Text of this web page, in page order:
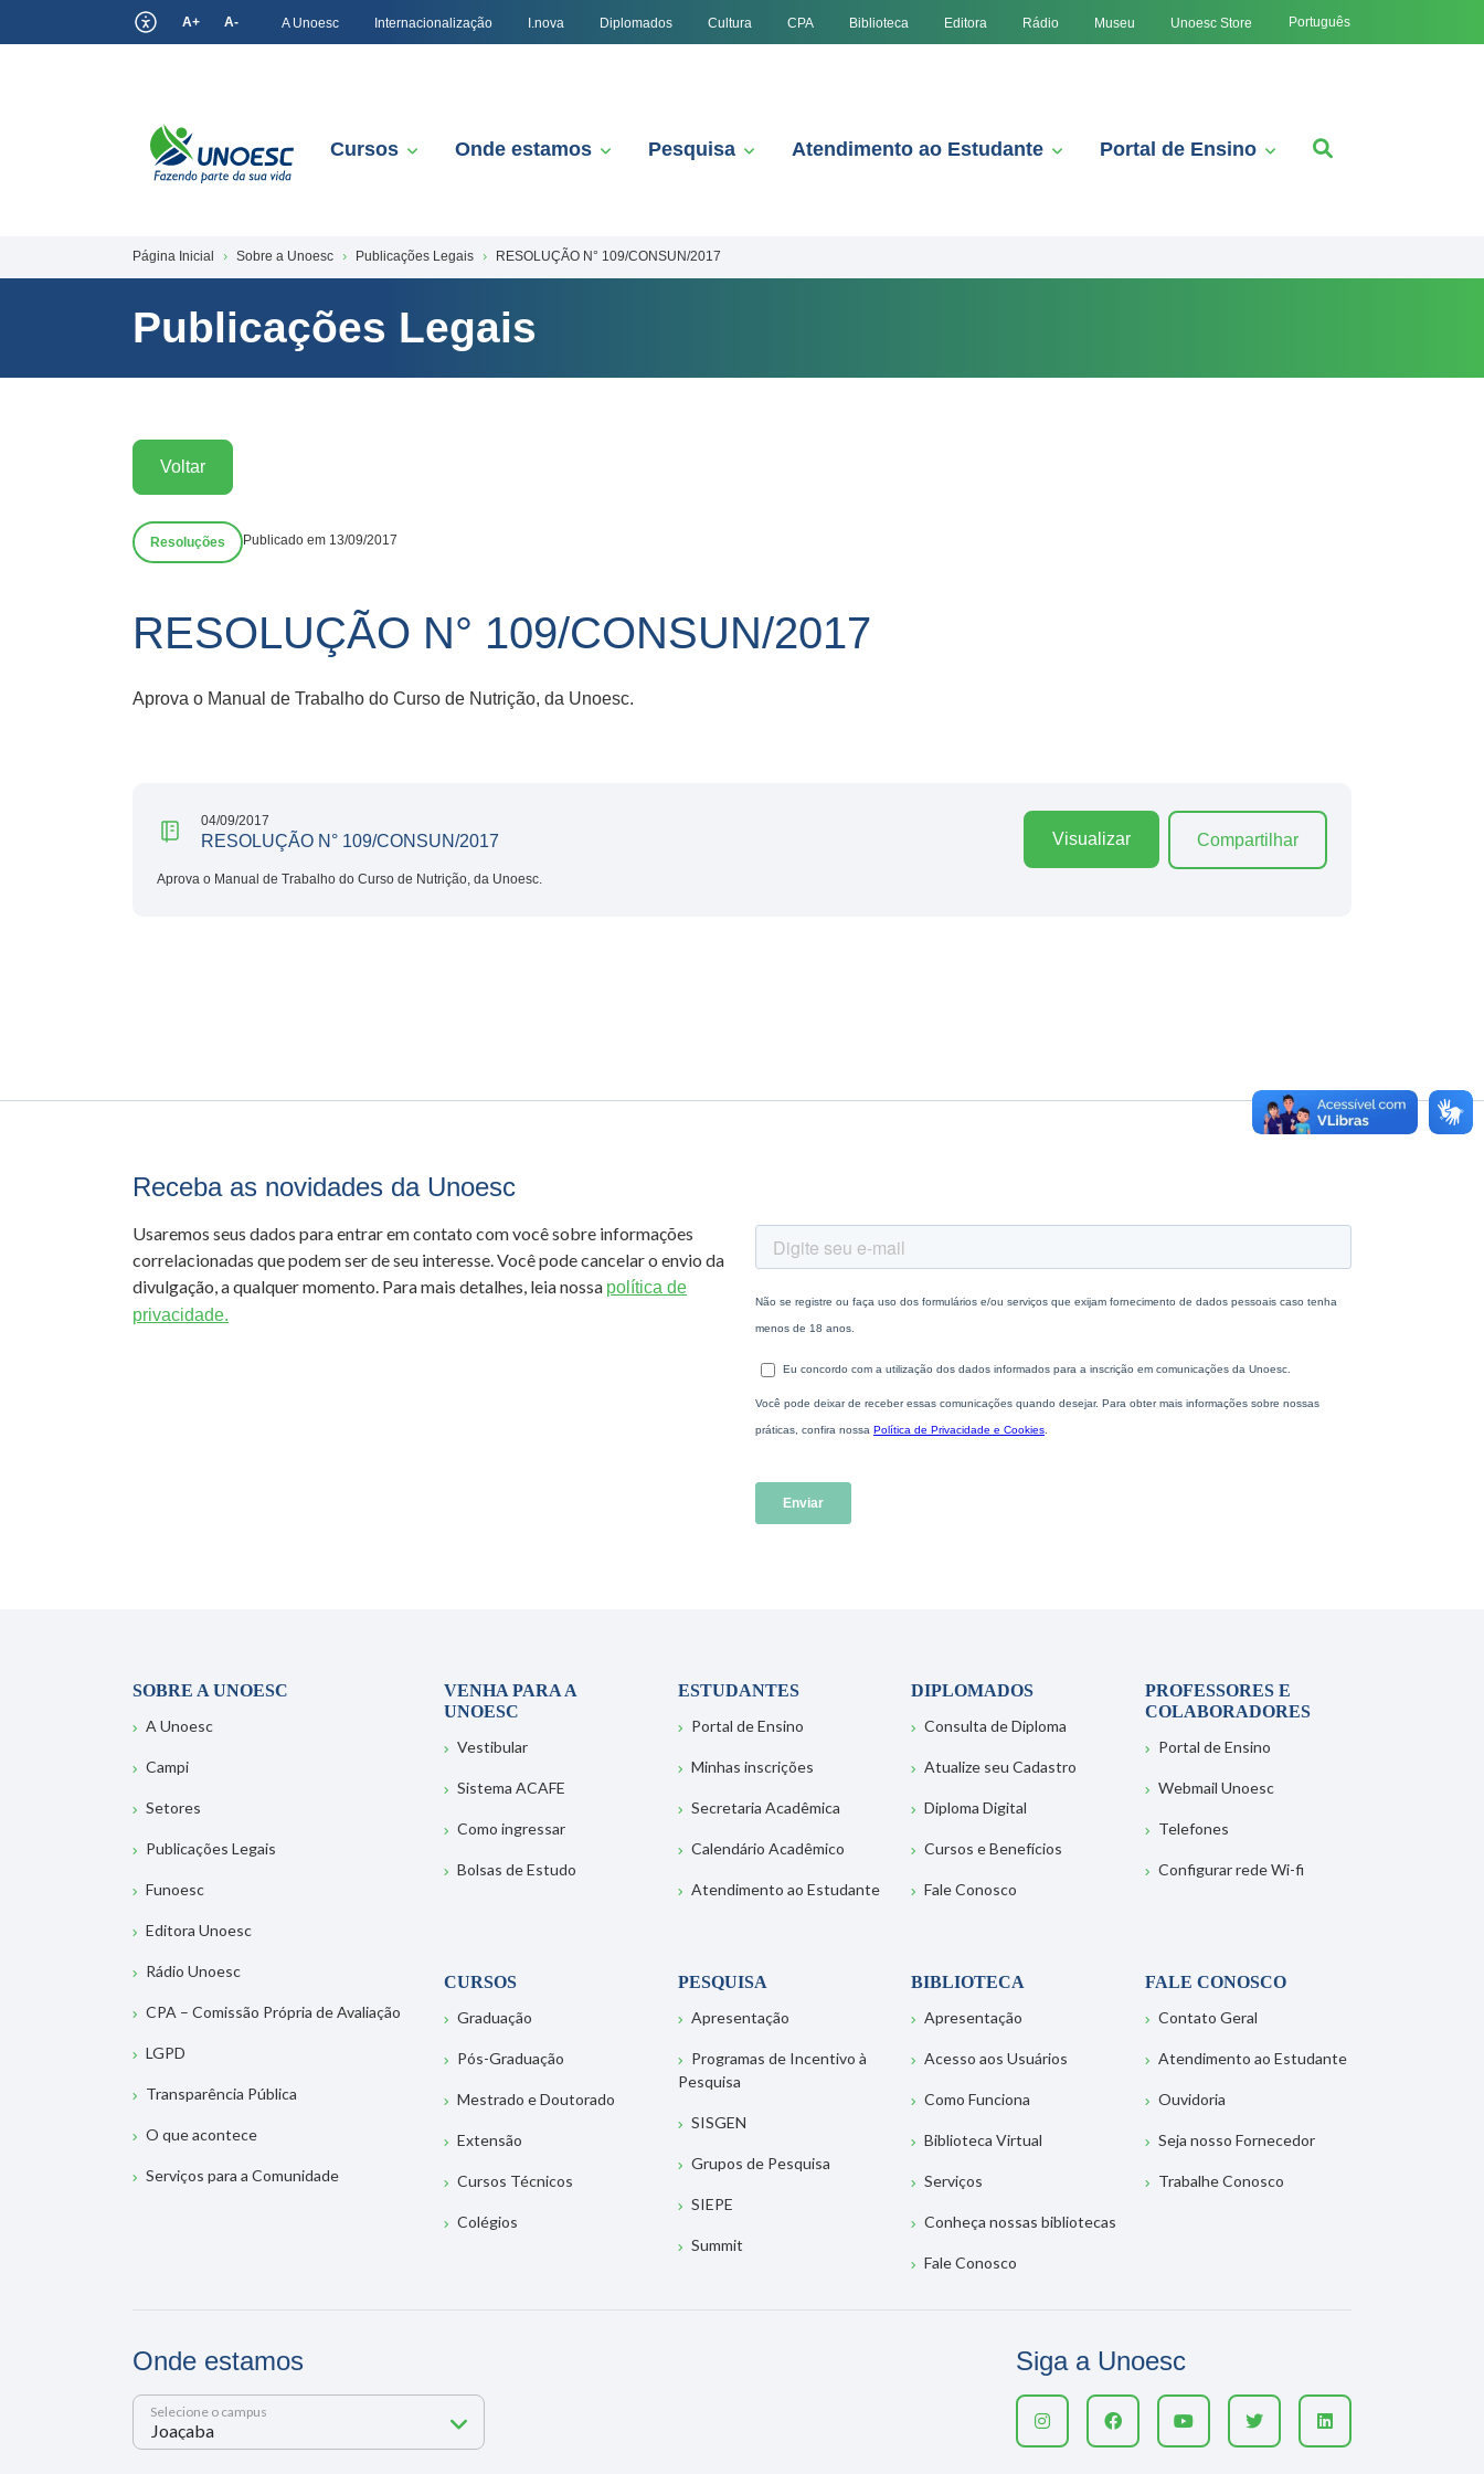
A+ A- A Unoesc Internacionalização I.nova Diplomados Cultura CPA Biblioteca Editora Rádio Museu Unoesc Store Português
Cursos Onde estamos Pesquisa Atendimento ao Estudante Portal de Ensino
Página Inicial Sobre a Unoesc Publicações Legais RESOLUÇÃO N° 109/CONSUN/2017
Publicações Legais
Voltar
Resoluções Publicado em 13/09/2017
RESOLUÇÃO N° 109/CONSUN/2017
Aprova o Manual de Trabalho do Curso de Nutrição, da Unoesc.
04/09/2017
RESOLUÇÃO N° 109/CONSUN/2017
Aprova o Manual de Trabalho do Curso de Nutrição, da Unoesc.
Visualizar Compartilhar
Receba as novidades da Unoesc
Usaremos seus dados para entrar em contato com você sobre informações
correlacionadas que podem ser de seu interesse. Você pode cancelar o envio da
divulgação, a qualquer momento. Para mais detalhes, leia nossa política de
privacidade.
SOBRE A UNOESC
A Unoesc
Campi
Setores
Publicações Legais
Funoesc
Editora Unoesc
Rádio Unoesc
CPA – Comissão Própria de Avaliação
LGPD
Transparência Pública
O que acontece
Serviços para a Comunidade
VENHA PARA A
UNOESC
Vestibular
Sistema ACAFE
Como ingressar
Bolsas de Estudo
ESTUDANTES
Portal de Ensino
Minhas inscrições
Secretaria Acadêmica
Calendário Acadêmico
Atendimento ao Estudante
DIPLOMADOS
Consulta de Diploma
Atualize seu Cadastro
Diploma Digital
Cursos e Benefícios
Fale Conosco
PROFESSORES E
COLABORADORES
Portal de Ensino
Webmail Unoesc
Telefones
Configurar rede Wi-fi
CURSOS
Graduação
Pós-Graduação
Mestrado e Doutorado
Extensão
Cursos Técnicos
Colégios
PESQUISA
Apresentação
Programas de Incentivo à
Pesquisa
SISGEN
Grupos de Pesquisa
SIEPE
Summit
BIBLIOTECA
Apresentação
Acesso aos Usuários
Como Funciona
Biblioteca Virtual
Serviços
Conheça nossas bibliotecas
Fale Conosco
FALE CONOSCO
Contato Geral
Atendimento ao Estudante
Ouvidoria
Seja nosso Fornecedor
Trabalhe Conosco
Onde estamos
Selecione o campus
Siga a Unoesc